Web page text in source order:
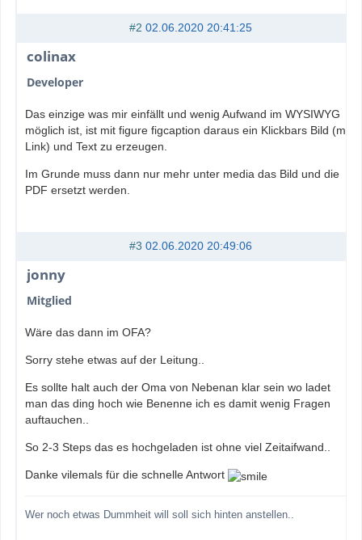
#2 02.06.2020 20:41:25
colinax
Developer
Das einzige was mir einfällt und wenig Aufwand im WYSIWYG
möglich ist, ist mit figure figcaption daraus ein Klickbars Bild (mit
Link) und Text zu erzeugen.
Im Grunde muss dann nur mehr unter media das Bild und die
PDF ersetzt werden.
#3 02.06.2020 20:49:06
jonny
Mitglied
Wäre das dann im OFA?
Sorry stehe etwas auf der Leitung..
Es sollte halt auch der Oma von Nebenan klar sein wo ladet
man das ding hoch wie Benenne ich es damit wenig Fragen
auftauchen..
So 2-3 Steps das es hochgeladen ist ohne viel Zeitaifwand..
Danke vilemals für die schnelle Antwort
Wer noch etwas Dummheit will soll sich hinten anstellen..